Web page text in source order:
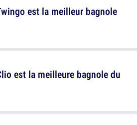
est la meilleur bagnole
est la meilleure bagnole du